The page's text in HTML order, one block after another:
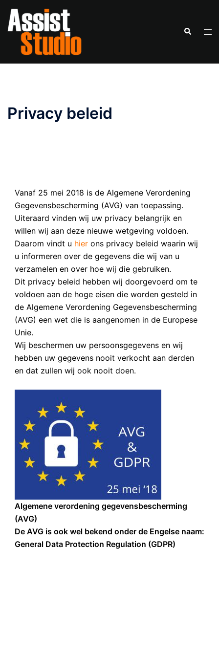
naar
de
inhoud
Zoeken
Privacy beleid
Vanaf 25 mei 2018 is de Algemene Verordening
Gegevensbescherming (AVG) van toepassing.
Uiteraard vinden wij uw privacy belangrijk en
willen wij aan deze nieuwe wetgeving voldoen.
Daarom vindt u hier ons privacy beleid waarin wij
u informeren over de gegevens die wij van u
verzamelen en over hoe wij die gebruiken.
Dit privacy beleid hebben wij doorgevoerd om te
voldoen aan de hoge eisen die worden gesteld in
de Algemene Verordening Gegevensbescherming
(AVG) een wet die is aangenomen in de Europese
Unie.
Wij beschermen uw persoonsgegevens en wij
hebben uw gegevens nooit verkocht aan derden
en dat zullen wij ook nooit doen.
Algemene verordening gegevensbescherming
(AVG)
De AVG is ook wel bekend onder de Engelse naam:
General Data Protection Regulation (GDPR)